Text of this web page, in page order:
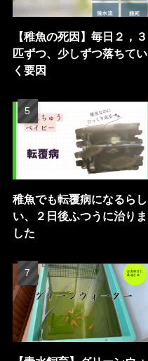
【稚魚の死因】毎日２，３
匹ずつ、少しずつ落ちてい
く要因
稚魚でも転覆病になるらし
い、２日後ふつうに治りま
した